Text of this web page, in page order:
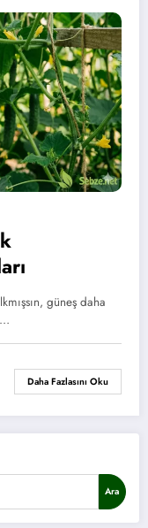
Ara
güneş daha
Daha Fazlasını Oku